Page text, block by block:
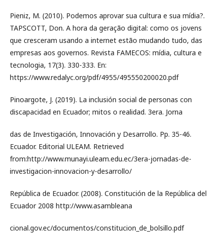
Pieniz, M. (2010). Podemos aprovar sua cultura e sua mídia?.
TAPSCOTT, Don. A hora da geração digital: como os jovens
que cresceram usando a internet estão mudando tudo, das
empresas aos governos. Revista FAMECOS: mídia, cultura e
tecnologia, 17(3). 330-333. En:
https://www.redalyc.org/pdf/4955/495550200020.pdf
Pinoargote, J. (2019). La inclusión social de personas con
discapacidad en Ecuador; mitos o realidad. 3era. Jorna
das de Investigación, Innovación y Desarrollo. Pp. 35-46.
Ecuador. Editorial ULEAM. Retrieved
from:http://www.munayi.uleam.edu.ec/3era-jornadas-de-
investigacion-innovacion-y-desarrollo/
República de Ecuador. (2008). Constitución de la República del
Ecuador 2008 http://www.asambleana
cional.gov.ec/documentos/constitucion_de_bolsillo.pdf